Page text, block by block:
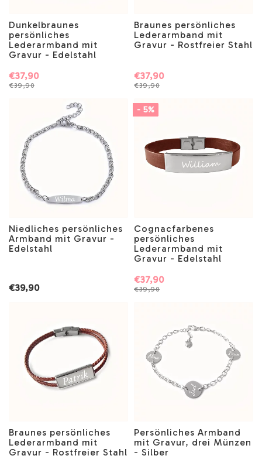
Dunkelbraunes
persönliches
Lederarmband mit
Gravur - Edelstahl
€39,90
€37,90
Braunes persönliches
Lederarmband mit
Gravur - Rostfreier Stahl
€39,90
€37,90
Niedliches persönliches
Armband mit Gravur -
Edelstahl
€39,90
- 5%
Cognacfarbenes
persönliches
Lederarmband mit
Gravur - Edelstahl
€39,90
€37,90
Braunes persönliches
Lederarmband mit
Gravur - Rostfreier Stahl
Persönliches Armband
mit Gravur, drei Münzen
- Silber